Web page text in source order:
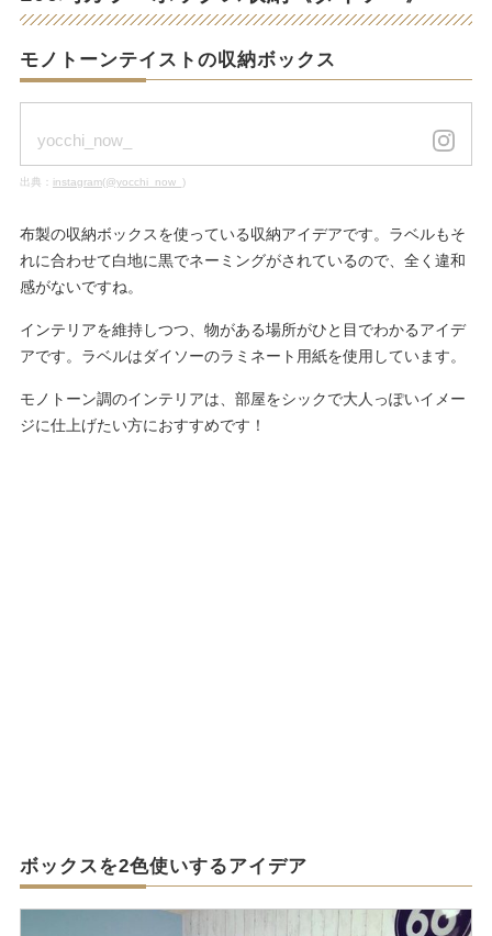
モノトーンテイストの収納ボックス
yocchi_now_
出典： instagram(@yocchi_now_)
布製の収納ボックスを使っている収納アイデアです。ラベルもそ
れに合わせて白地に黒でネーミングがされているので、全く違和
感がないですね。
インテリアを維持しつつ、物がある場所がひと目でわかるアイデ
アです。ラベルはダイソーのラミネート用紙を使用しています。
モノトーン調のインテリアは、部屋をシックで大人っぽいイメー
ジに仕上げたい方におすすめです！
ボックスを2色使いするアイデア